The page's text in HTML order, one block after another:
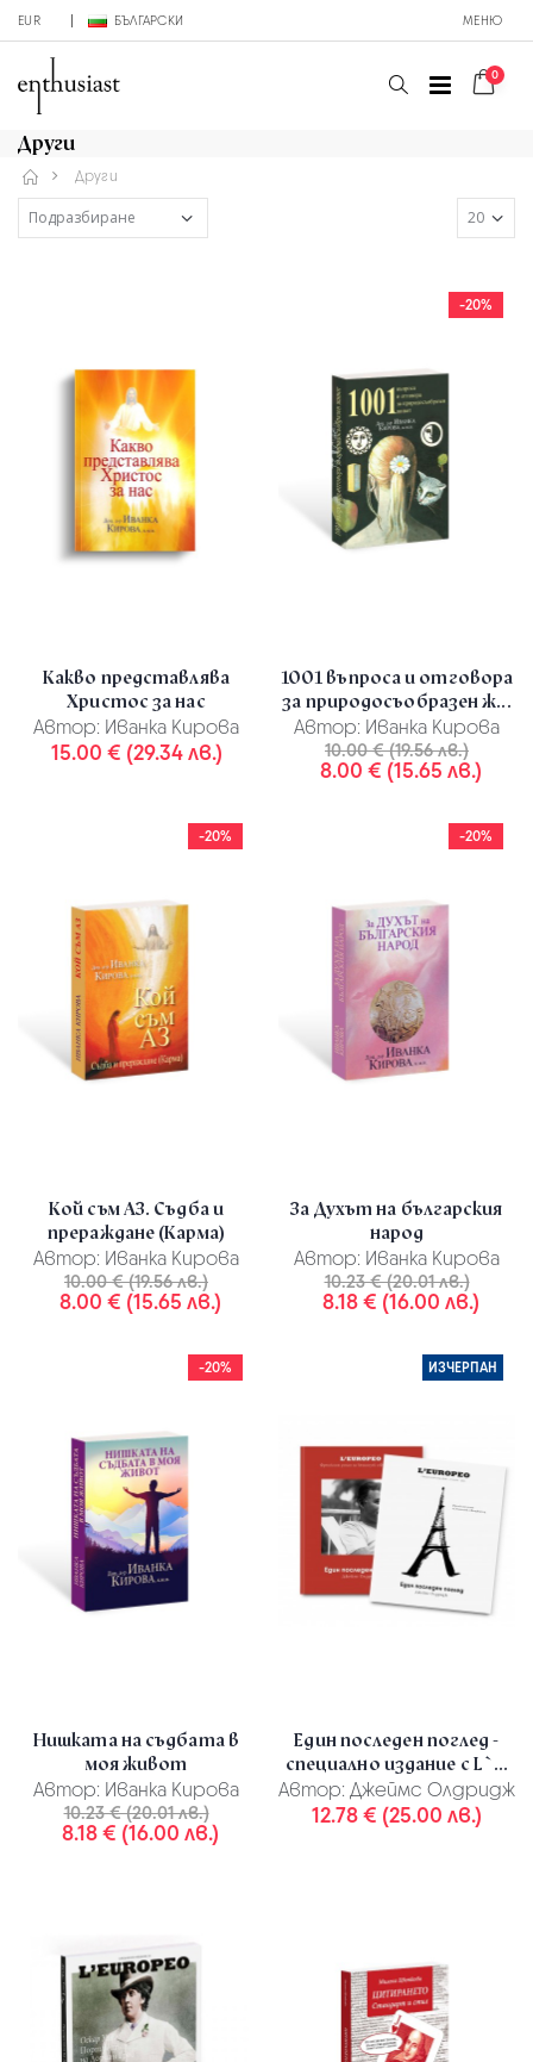
EUR БЪЛГАРСКИ МЕНЮ
0
Други
Други
Какво представлява
Христос за нас
Автор: Иванка Кирова
15.00 € (29.34 лв.)
-20%
1001 въпроса и отговора
за природосъобразен ж...
Автор: Иванка Кирова
10.00 € (19.56 лв.)
8.00 € (15.65 лв.)
-20%
Кой съм АЗ. Съдба и
прераждане (Карма)
Автор: Иванка Кирова
10.00 € (19.56 лв.)
8.00 € (15.65 лв.)
-20%
За Духът на българския
народ
Автор: Иванка Кирова
10.23 € (20.01 лв.)
8.18 € (16.00 лв.)
-20%
Нишката на съдбата в
моя живот
Автор: Иванка Кирова
10.23 € (20.01 лв.)
8.18 € (16.00 лв.)
ИЗЧЕРПАН
Един последен поглед -
специално издание с L`...
Автор: Джеймс Олдридж
12.78 € (25.00 лв.)